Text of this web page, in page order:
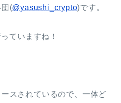
(@yasushi_crypto)です。
ていますね！
スされているので、一体ど